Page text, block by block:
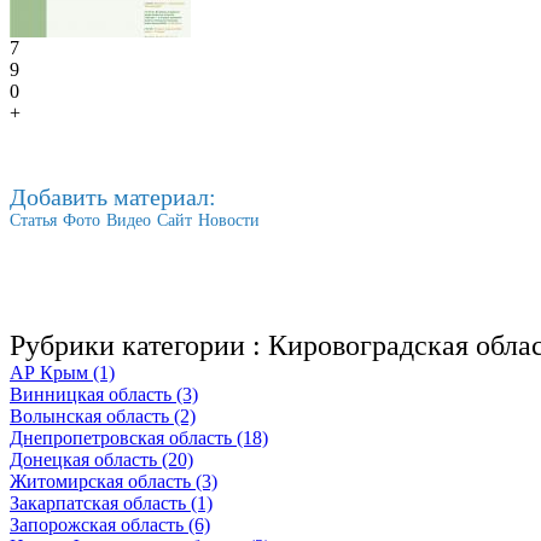
7
9
0
+
Добавить материал:
Статья Фото Видео Сайт Новости
Рубрики категории : Кировоградская
АР Крым (1)
Винницкая область (3)
Волынская область (2)
Днепропетровская область (18)
Донецкая область (20)
Житомирская область (3)
Закарпатская область (1)
Запорожская область (6)